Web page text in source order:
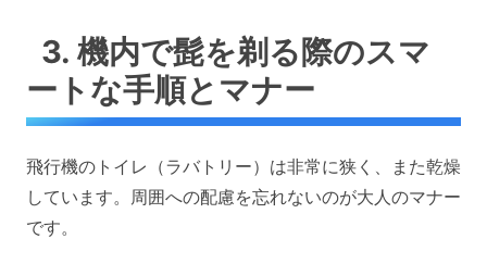
3. 機内で髭を剃る際のスマ
ートな手順とマナー
飛行機のトイレ（ラバトリー）は非常に狭く、また乾燥
しています。周囲への配慮を忘れないのが大人のマナー
です。